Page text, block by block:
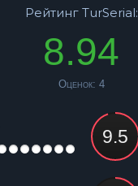
Рейтинг TurSerial:
8.94
Оценок: 4